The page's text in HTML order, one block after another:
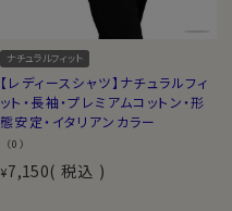
ナチュラルフィット
【レディースシャツ】ナチュラルフィ
ット・長袖・プレミアムコットン・形
態安定・イタリアンカラー
（0）
¥7,150 税込